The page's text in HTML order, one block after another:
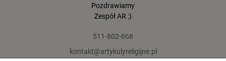
Pozdrawiamy
Zespół AR :)
511-802-868
kontakt@artykulyreligijne.pl